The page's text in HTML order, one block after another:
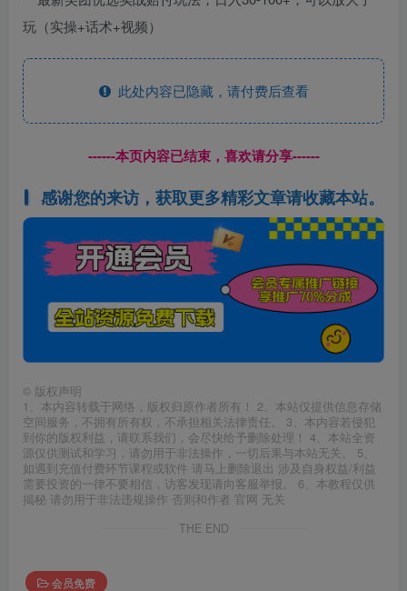
此处内容已隐藏，请付费后查看
------本页内容已结束，喜欢请分享------
感谢您的来访，获取更多精彩文章请收藏本站。
© 版权声明
1、本内容转载于网络，版权归原作者所有！ 2、本站仅提供信息存储
空间服务，不拥有所有权，不承担相关法律责任。 3、本内容若侵犯
到你的版权利益，请联系我们，会尽快给予删除处理！ 4、本站全资
源仅供测试和学习，请勿用于非法操作，一切后果与本站无关。 5、
如遇到充值付费环节课程或软件 请马上删除退出 涉及自身权益/利益
需要投资的一律不要相信，访客发现请向客服举报。 6、本教程仅供
揭秘 请勿用于非法违规操作 否则和作者 官网 无关
THE END
会员免费